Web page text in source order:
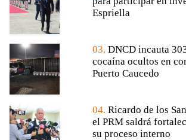
Espriella
03. DNCD incauta
cocaína ocultos en
Puerto Caucedo
04. Ricardo de los
el PRM saldrá
su proceso interno